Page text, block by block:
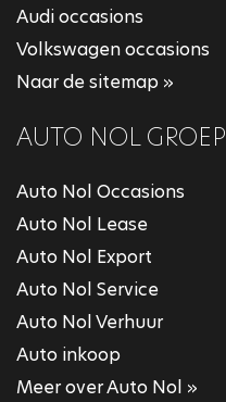
Audi occasions
Volkswagen occasions
Naar de sitemap »
AUTO NOL GROEP
Auto Nol Occasions
Auto Nol Lease
Auto Nol Export
Auto Nol Service
Auto Nol Verhuur
Auto inkoop
Meer over Auto Nol »